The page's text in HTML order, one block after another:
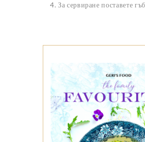
4. За сервиране поставете